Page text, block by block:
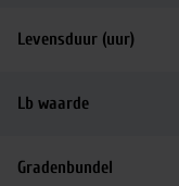
Levensduur (uur)
Lb waarde
Gradenbundel